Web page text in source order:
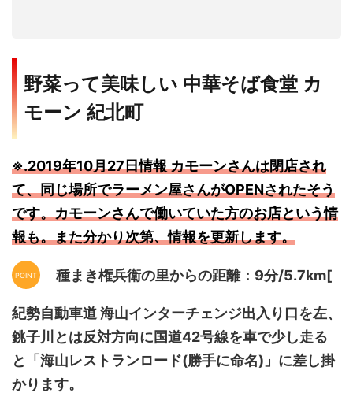
野菜って美味しい 中華そば食堂 カ
モーン 紀北町
※.2019年10月27日情報 カモーンさんは閉店され
て、同じ場所でラーメン屋さんがOPENされたそう
です。カモーンさんで働いていた方のお店という情
報も。また分かり次第、情報を更新します。
種まき権兵衛の里からの距離：9分/5.7km[
紀勢自動車道 海山インターチェンジ出入り口を左、
銚子川とは反対方向に国道42号線を車で少し走る
と「海山レストランロード(勝手に命名)」に差し掛
かります。